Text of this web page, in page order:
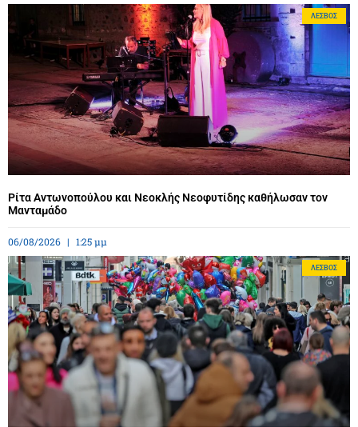
ΛΈΣΒΟΣ
Ρίτα Αντωνοπούλου και Νεοκλής Νεοφυτίδης καθήλωσαν τον
Μανταμάδο
06/08/2026 1:25 μμ
ΛΈΣΒΟΣ